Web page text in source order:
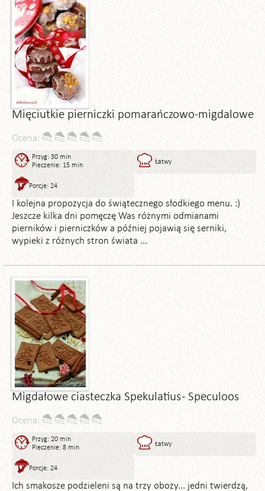
Mięciutkie pierniczki pomarańczowo-migdalowe
Ocena:
Przyg: 30 min
Pieczenie: 15 min
Łatwy
Porcje: 24
I kolejna propozycja do świątecznego słodkiego menu. :)
Jeszcze kilka dni pomęczę Was różnymi odmianami
pierników i pierniczków a później pojawią się serniki,
wypieki z różnych stron świata ...
Migdałowe ciasteczka Spekulatius - Speculoos
Ocena:
Przyg: 20 min
Pieczenie: 8 min
Łatwy
Porcje: 24
Ich smakosze podzieleni są na trzy obozy... jedni twierdzą,